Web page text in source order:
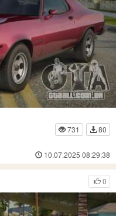
731
80
10.07.2025 08:29:38
0